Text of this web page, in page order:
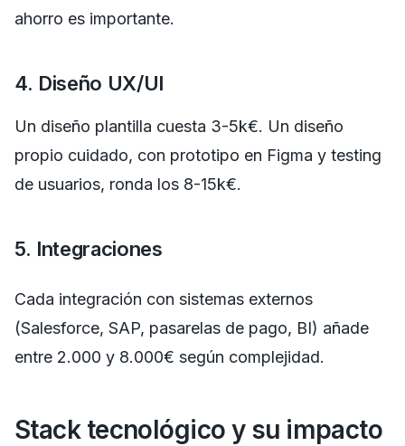
ahorro es importante.
4. Diseño UX/UI
Un diseño plantilla cuesta 3-5k€. Un diseño
propio cuidado, con prototipo en Figma y testing
de usuarios, ronda los 8-15k€.
5. Integraciones
Cada integración con sistemas externos
(Salesforce, SAP, pasarelas de pago, BI) añade
entre 2.000 y 8.000€ según complejidad.
Stack tecnológico y su impacto